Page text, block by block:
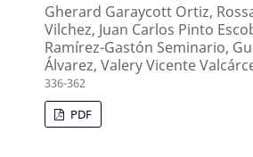
Gherard Garaycott Ortiz,
Vilchez, Juan Carlos Pinto
Ramírez-Gastón Seminario,
Álvarez, Valery Vicente
336-362
PDF